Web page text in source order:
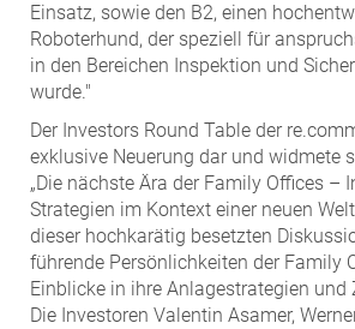
Einsatz, sowie den B2, einen
Roboterhund, der speziell für
in den Bereichen Inspektion und
wurde."
Der Investors Round Table der
exklusive Neuerung dar und widmete
„Die nächste Ära der Family Offices –
Strategien im Kontext einer neuen
dieser hochkarätig besetzten
führende Persönlichkeiten der Family
Einblicke in ihre Anlagestrategien
Die Investoren Valentin Asamer,